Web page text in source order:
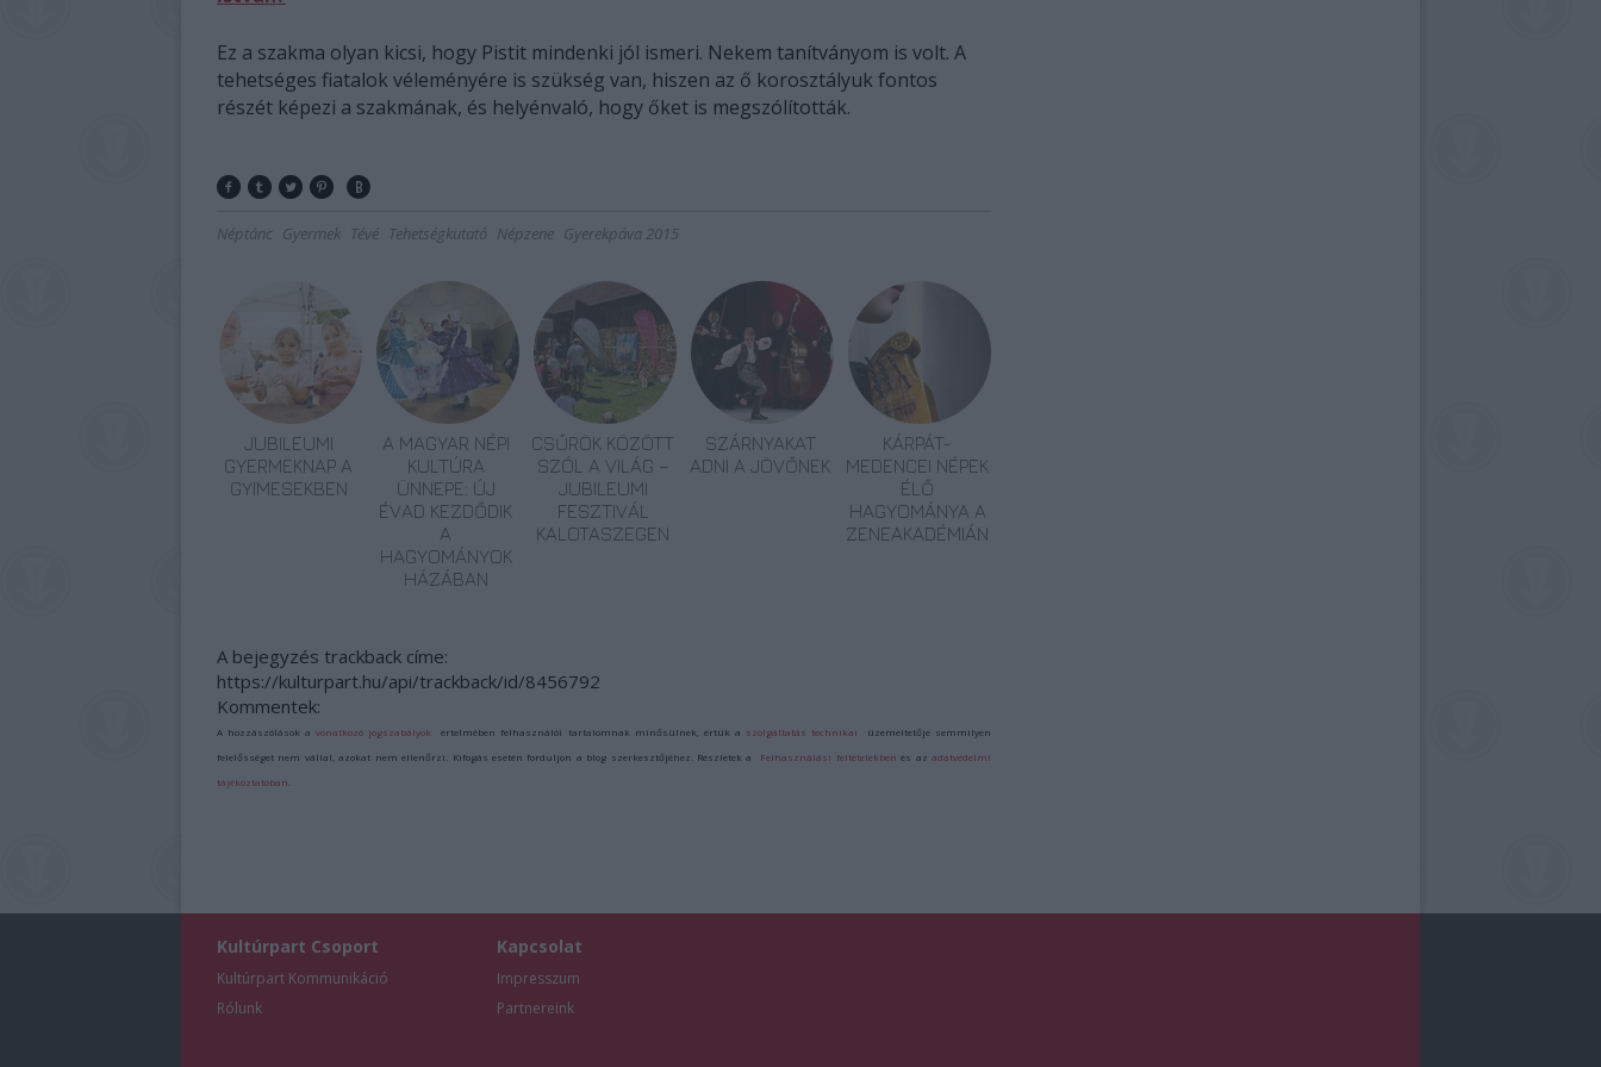
Ez a szakma olyan kicsi, hogy Pistit mindenki jól ismeri. Nekem tanítványom is volt. A
tehetséges fiatalok véleményére is szükség van, hiszen az ő korosztályuk fontos
részét képezi a szakmának, és helyénvaló, hogy őket is megszólították.
Néptánc Gyermek Tévé Tehetségkutató Népzene Gyerekpáva 2015
JUBILEUMI
GYERMEKNAP A
GYIMESEKBEN
A MAGYAR NÉPI
KULTÚRA
ÜNNEPE: ÚJ
ÉVAD KEZDŐDIK
A
HAGYOMÁNYOK
HÁZÁBAN
CSŰRÖK KÖZÖTT
SZÓL A VILÁG –
JUBILEUMI
FESZTIVÁL
KALOTASZEGEN
SZÁRNYAKAT
ADNI A JÖVŐNEK
KÁRPÁT-
MEDENCEI NÉPEK
ÉLŐ
HAGYOMÁNYA A
ZENEAKADÉMIÁN
A bejegyzés trackback címe:
https://kulturpart.hu/api/trackback/id/8456792
Kommentek:
A hozzászólások avonatkozó jogszabályok értelmében felhasználói tartalomnak minősülnek, értük a szolgáltatás technikai üzemeltetője semmilyen
felelősséget nem vállal, azokat nem ellenőrzi. Kifogás esetén forduljon a blog szerkesztőjéhez. Részletek a Felhasználási feltételekben és azadatvédelmi
tájékoztatóban
Kultúrpart Csoport
Kultúrpart Kommunikáció
Rólunk
Kapcsolat
Impresszum
Partnereink